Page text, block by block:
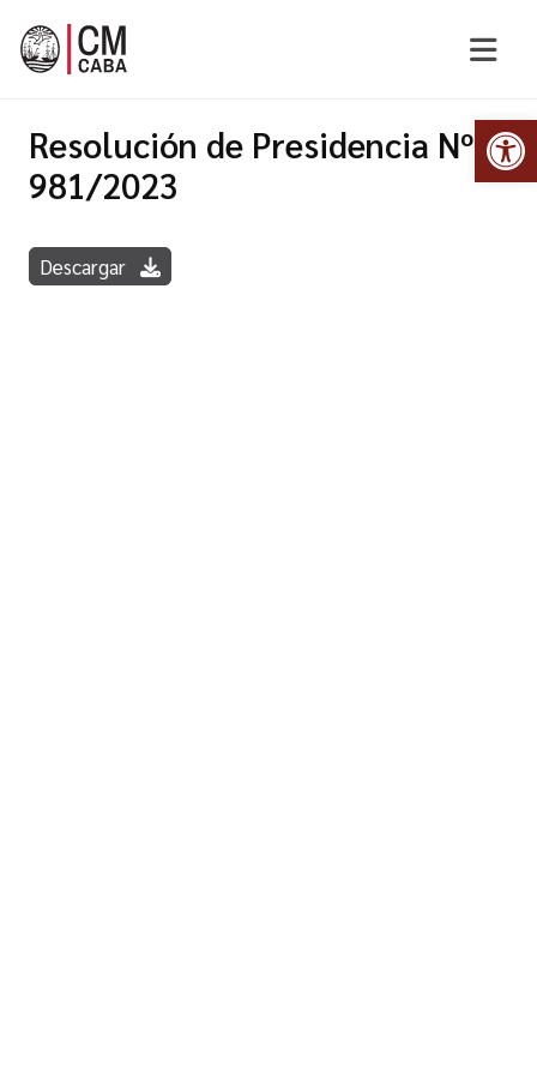
Resolución de Presidencia Nº
981/2023
Descargar